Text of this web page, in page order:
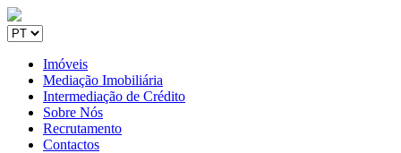
Imóveis
Mediação Imobiliária
Intermediação de Crédito
Sobre Nós
Recrutamento
Contactos